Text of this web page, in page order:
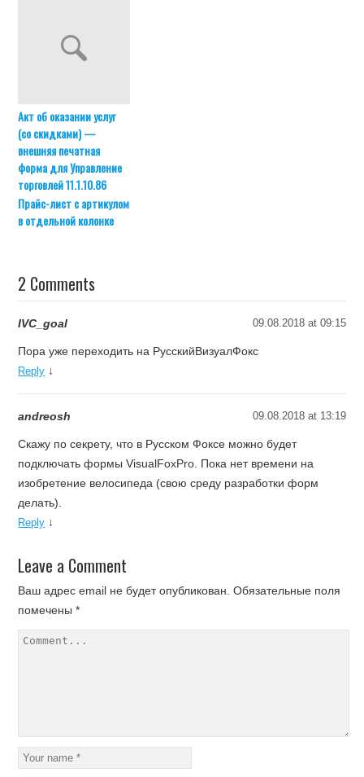
Акт об оказании услуг
(со скидками) —
внешняя печатная
форма для Управление
торговлей 11.1.10.86
Прайс-лист с артикулом
в отдельной колонке
2 Comments
IVC_goal 09.08.2018 at 09:15
Пора уже переходить на РусскийВизуалФокс
Reply ↓
andreosh 09.08.2018 at 13:19
Скажу по секрету, что в Русском Фоксе можно будет
подключать формы VisualFoxPro. Пока нет времени на
изобретение велосипеда (свою среду разработки форм
делать).
Reply ↓
Leave a Comment
Ваш адрес email не будет опубликован. Обязательные поля
помечены*